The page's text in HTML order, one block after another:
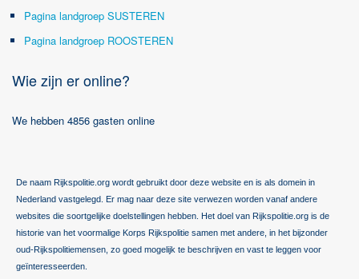
Pagina landgroep SUSTEREN
Pagina landgroep ROOSTEREN
Wie zijn er online?
We hebben 4856 gasten online
De naam Rijkspolitie.org wordt gebruikt door deze website en is als domein in
Nederland vastgelegd. Er mag naar deze site verwezen worden vanaf andere
websites die soortgelijke doelstellingen hebben. Het doel van Rijkspolitie.org is de
historie van het voormalige Korps Rijkspolitie samen met andere, in het bijzonder
oud-Rijkspolitiemensen, zo goed mogelijk te beschrijven en vast te leggen voor
geïnteresseerden.